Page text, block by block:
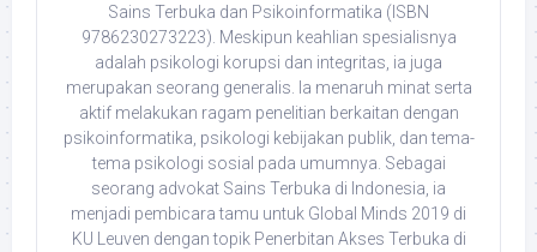
Sains Terbuka dan Psikoinformatika (ISBN
9786230273223). Meskipun keahlian spesialisnya
adalah psikologi korupsi dan integritas, ia juga
merupakan seorang generalis. Ia menaruh minat serta
aktif melakukan ragam penelitian berkaitan dengan
psikoinformatika, psikologi kebijakan publik, dan tema-
tema psikologi sosial pada umumnya. Sebagai
seorang advokat Sains Terbuka di Indonesia, ia
menjadi pembicara tamu untuk Global Minds 2019 di
KU Leuven dengan topik Penerbitan Akses Terbuka di